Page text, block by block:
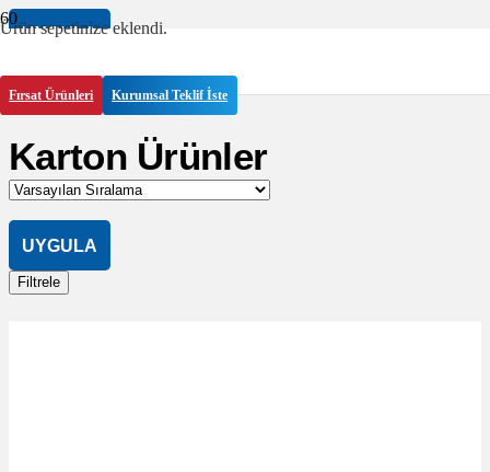
Ürünsepetinize eklendi.
Fırsat Ürünleri Kurumsal Teklif İste
UYGULA
Karton Ürünler
UYGULA
Filtrele